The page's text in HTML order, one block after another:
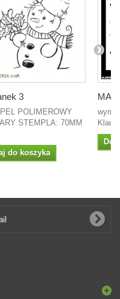
3
POLIMEROWY
STEMPLA: 70MM
do koszyka